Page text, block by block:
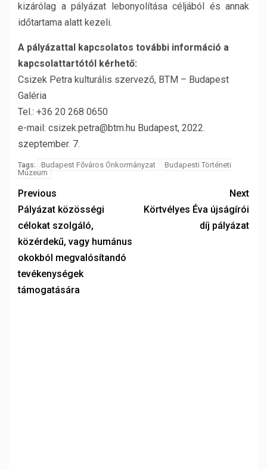
kizárólag a pályázat lebonyolítása céljából és annak
időtartama alatt kezeli.
A pályázattal kapcsolatos további információ a
kapcsolattartótól kérhető:
Csizek Petra kulturális szervező, BTM – Budapest
Galéria
Tel.: +36 20 268 0650
e-mail: csizek.petra@btm.hu Budapest, 2022.
szeptember. 7.
Tags: Budapest Főváros Önkormányzat
Budapesti Történeti
Múzeum
Previous
Pályázat közösségi
célokat szolgáló,
közérdekű, vagy humánus
okokból megvalósítandó
tevékenységek
támogatására
Next
Körtvélyes Éva újságírói
díj pályázat